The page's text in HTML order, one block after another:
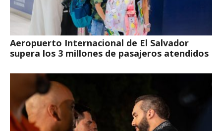
Aeropuerto Internacional de El Salvador
supera los 3 millones de pasajeros atendidos